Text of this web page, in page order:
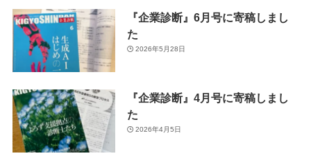
『企業診断』6月号に寄稿しまし
た
2026年5月28日
『企業診断』4月号に寄稿しまし
た
2026年4月5日